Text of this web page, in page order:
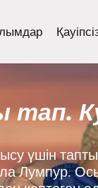
үшін
Лумпур.